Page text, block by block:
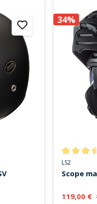
5 von 5 Sternen
34%
LS2
Scope
119,00 €